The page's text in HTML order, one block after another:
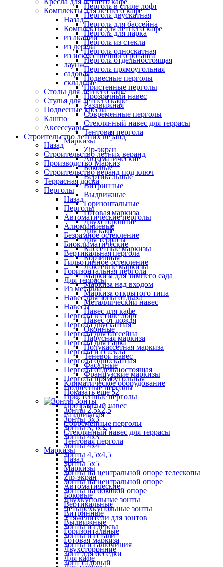
Пергола в стиле лофт
Пергола двускатная
Пергола для бассейна
Пергола для парка
Пергола из стекла
Пергола односкатная
Пергола отдельностоящая
Пергола прямоугольная
Подвесные перголы
Пристенные перголы
Прозрачный навес
Раздвижная
Современные перголы
Стеклянный навес для террасы
Тентовая пергола
Маркизы
Zip-экран
Автоматические
Боковые
Вертикальные
Витринные
Выдвижные
Горизонтальные
Готовая маркиза
Двухсторонние
Для кафе
Для террасы
Кассетные маркизы
Корзинная
Локтевые маркизы
Маркиза для зимнего сада
Маркиза над входом
Маркиза открытого типа
Металлический навес
Навес для кафе
Навес от дождя
Оконные
Парусная маркиза
Полукассетная маркиза
Теневой навес
Фасадные
Французские маркизы
Климатическое оборудование
Показать ещё 52
Зонты
Зонты 2,5х2,5
Зонты 3х3
Зонты 3,5х3,5
Зонты 4х3
Зонты 4х4
Зонты 4,5х4,5
Зонты 5х5
Зонты на центральной опоре телескопы
Зонты на центральной опоре
Зонты на боковой опоре
Двухкупольные зонты
Четырехкупольные зонты
Утяжелители для зонтов
Зонты из дерева
Зонты из стали
Зонты из алюминия
Зонт для беседки
Зонт садовый
Кресла для летнего кафе
Комплекты для летнего кафе
Назад
Комплекты для летнего кафе
из акации
из дерева
из искусственного ротанга
лаунж
садовая
складные
Столы для летнего кафе
Стулья для летнего кафе
Подвесные кресла
Кашпо
Аксессуары
Строительство летних веранд
Назад
Строительство летних веранд
Производство Маркиз
Строительство веранд под ключ
Террасная доска
Перголы
Назад
Перголы
Автоматические перголы
Алюминиевые
Безрамное остекление
Биоклиматические
Вертикальная пергола
Гильотинное остекление
Горизонтальная пергола
Для террасы
Из металла
Навес для зоны отдыха
Навесы
Пергола в стиле лофт
Пергола двускатная
Пергола для бассейна
Пергола для парка
Пергола из стекла
Пергола односкатная
Пергола отдельностоящая
Пергола прямоугольная
Подвесные перголы
Пристенные перголы
Прозрачный навес
Раздвижная
Современные перголы
Стеклянный навес для террасы
Тентовая пергола
Маркизы
Назад
Маркизы
Zip-экран
Автоматические
Боковые
Вертикальные
Витринные
Выдвижные
Горизонтальные
Готовая маркиза
Двухсторонние
Для кафе